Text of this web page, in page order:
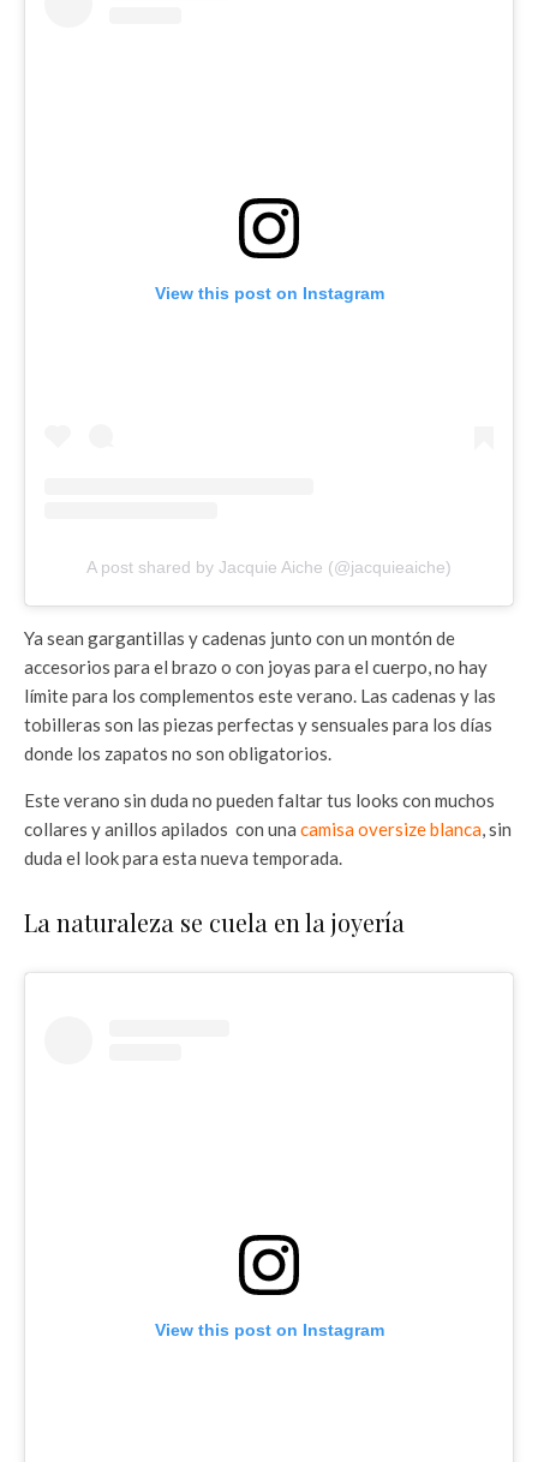
View this post on Instagram
A post shared by Jacquie Aiche (@jacquieaiche)
Ya sean gargantillas y cadenas junto con un montón de
accesorios para el brazo o con joyas para el cuerpo, no hay
límite para los complementos este verano. Las cadenas y las
tobilleras son las piezas perfectas y sensuales para los días
donde los zapatos no son obligatorios.
Este verano sin duda no pueden faltar tus looks con muchos
collares y anillos apilados con una camisa oversize blanca, sin
duda el look para esta nueva temporada.
La naturaleza se cuela en la joyería
View this post on Instagram